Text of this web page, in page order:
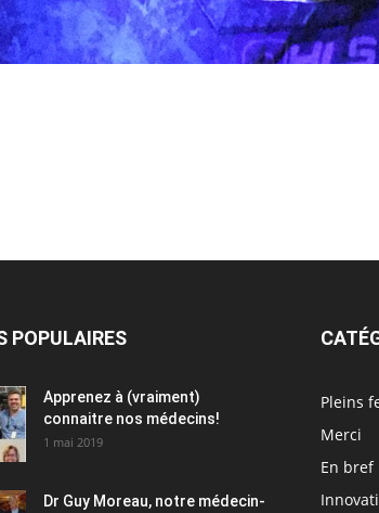
POPULAIRES
Apprenez à (vraiment)
connaitre nos médecins!
1 mai 2019
Dr Guy Moreau, notre médecin-
Pleins
Merci
En bref